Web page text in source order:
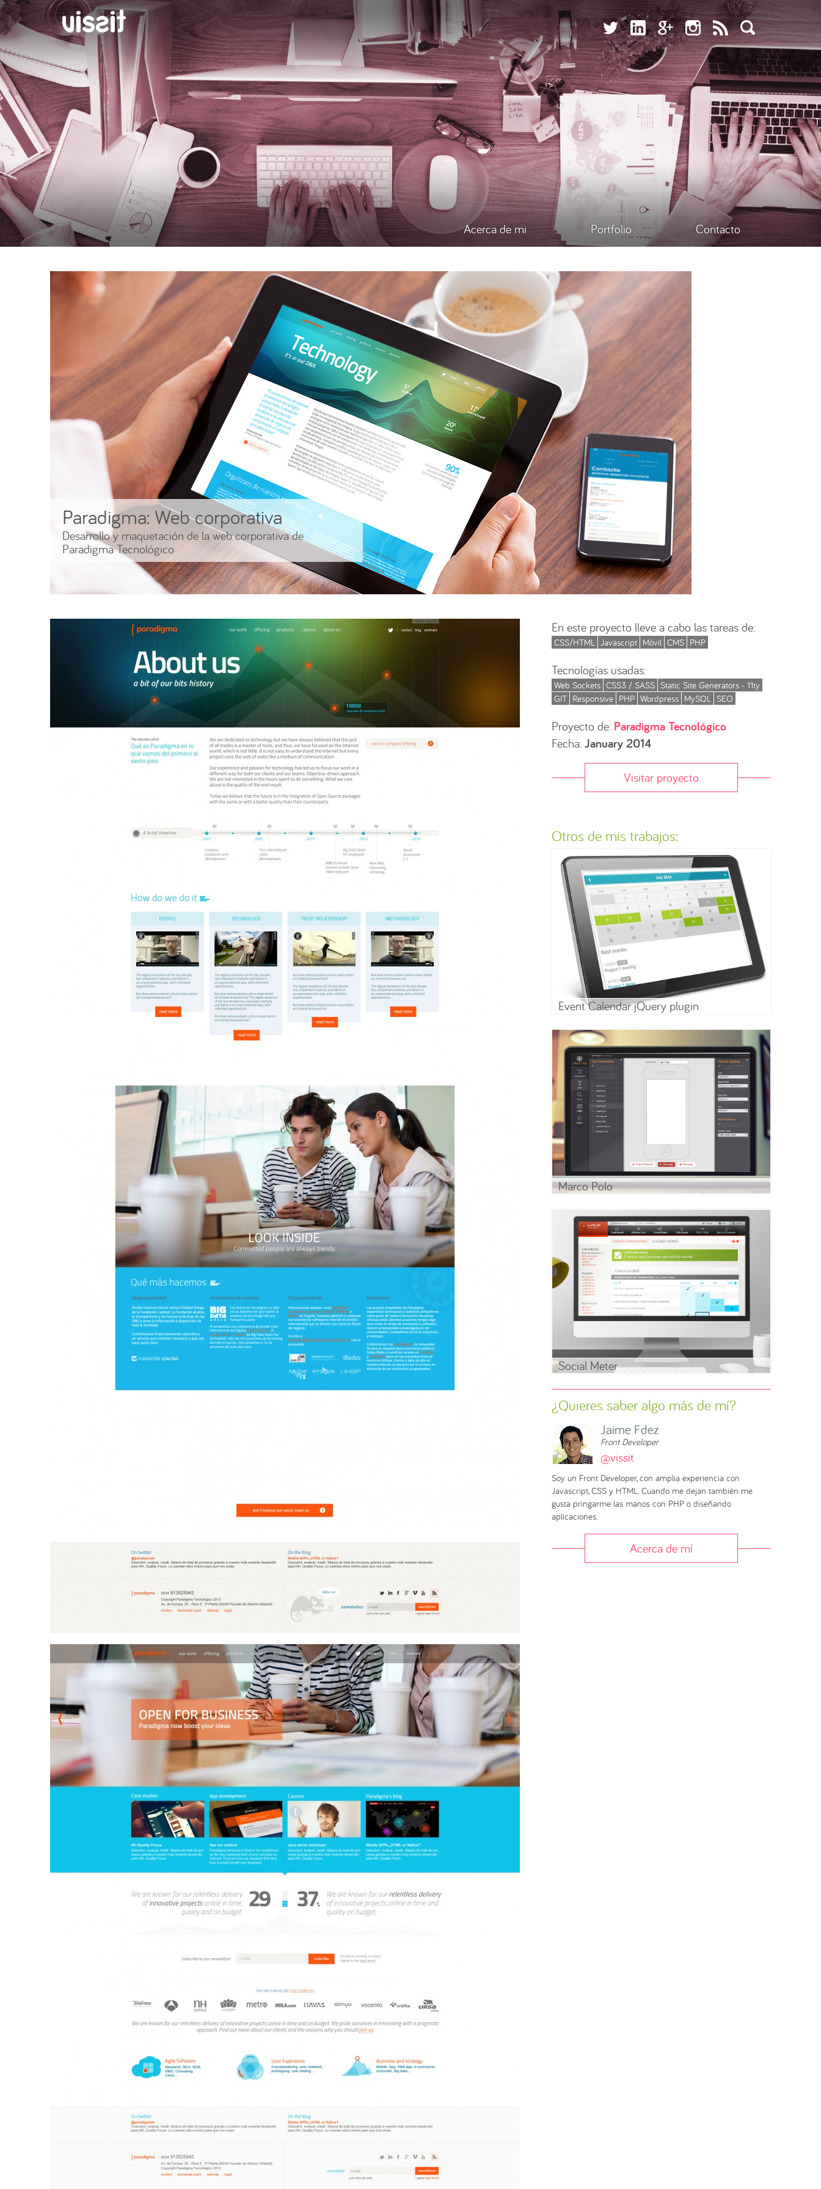
Acerca de mi Portfolio Contacto
Paradigma: Web corporativa
Desarrollo y maquetación de la web corporativa de
Paradigma Tecnológico
En este proyecto lleve a cabo las tareas de:
CSS/HTML Javascript Móvil CMS PHP
Tecnologías usadas:
Web Sockets CSS3 / SASS Static Site Generators - 11ty
GIT Responsive PHP Wordpress MySQL SEO
Proyecto de: Paradigma Tecnológico
Fecha:January 2014
Visitar proyecto
Otros de mis trabajos:
Event Calendar jQuery plugin
Marco Polo
Social Meter
¿Quieres saber algo más de mí?
Jaime Fdez
Front Developer
@vissit
Soy un Front Developer, con amplia experiencia con
Javascript, CSS y HTML. Cuando me dejan también me
gusta pringarme las manos con PHP o diseñando
aplicaciones.
Acerca de mí